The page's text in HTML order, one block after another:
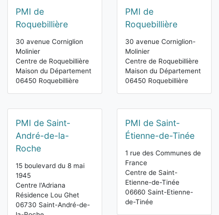
PMI de
Roquebillière
30 avenue Corniglion
Molinier
Centre de Roquebillière
Maison du Département
06450 Roquebillière
PMI de
Roquebillière
30 avenue Corniglion-
Molinier
Centre de Roquebillière
Maison du Département
06450 Roquebillière
PMI de Saint-
André-de-la-
Roche
15 boulevard du 8 mai
1945
Centre l'Adriana
Résidence Lou Ghet
06730 Saint-André-de-
PMI de Saint-
Étienne-de-Tinée
1 rue des Communes de
France
Centre de Saint-
Etienne-de-Tinée
06660 Saint-Etienne-
de-Tinée